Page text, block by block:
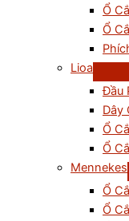
Ổ
Ổ
Lioa
Đầu
Dây
Ổ
Ổ
Mennekes
Ổ
Ổ